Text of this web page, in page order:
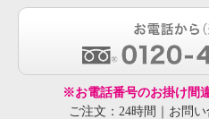
※お電話番号のお掛け間
ご注文：24時間｜お問